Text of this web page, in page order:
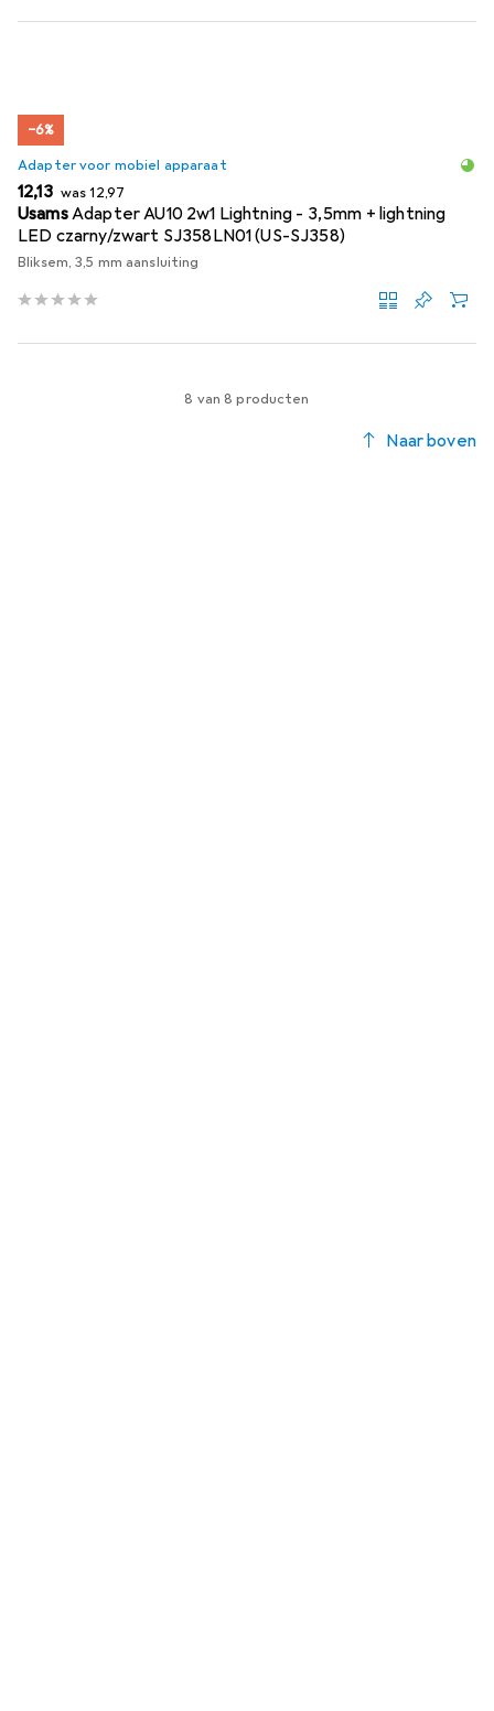
−6%
Adapter voor mobiel apparaat
EUR
12,13 wasEUR
12,97
UsamsAdapter AU10 2w1 Lightning - 3,5mm + lightning
LED czarny/zwart SJ358LN01 (US-SJ358)
Bliksem, 3,5 mm aansluiting
8 van 8 producten
Naar boven